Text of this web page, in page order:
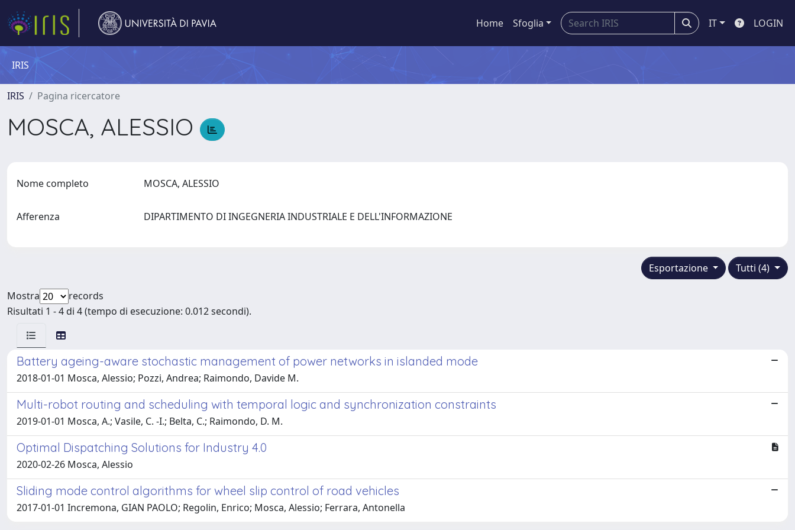
Home Sfoglia IT LOGIN
IRIS
IRIS Pagina ricercatore
MOSCA, ALESSIO
Nome completo MOSCA, ALESSIO
Afferenza DIPARTIMENTO DI INGEGNERIA INDUSTRIALE E DELL'INFORMAZIONE
Tutti (4)
Esportazione
Mostra
records
Risultati 1 - 4 di 4 (tempo di esecuzione: 0.012 secondi).
Battery ageing-aware stochastic management of power networks in islanded mode
2018-01-01 Mosca, Alessio; Pozzi, Andrea; Raimondo, Davide M.
Multi-robot routing and scheduling with temporal logic and synchronization constraints
2019-01-01 Mosca, A.; Vasile, C. -I.; Belta, C.; Raimondo, D. M.
Optimal Dispatching Solutions for Industry 4.0
2020-02-26 Mosca, Alessio
Sliding mode control algorithms for wheel slip control of road vehicles
2017-01-01 Incremona, GIAN PAOLO; Regolin, Enrico; Mosca, Alessio; Ferrara, Antonella